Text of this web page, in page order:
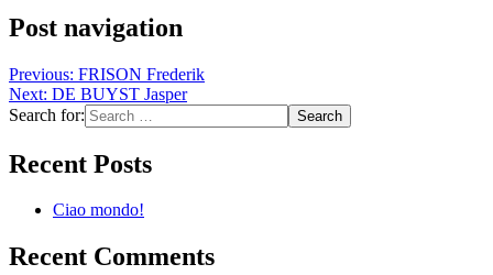
Post navigation
Previous: FRISON Frederik
Next: DE BUYST Jasper
Search for:
Recent Posts
Ciao mondo!
Recent Comments